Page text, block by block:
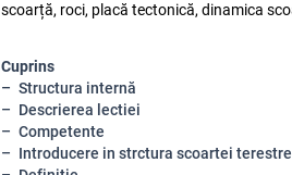
scoarță, roci, placă tectonică, dinamica
Cuprins
Structura internă
Descrierea lectiei
Competente
Introducere in strctura scoartei terestre